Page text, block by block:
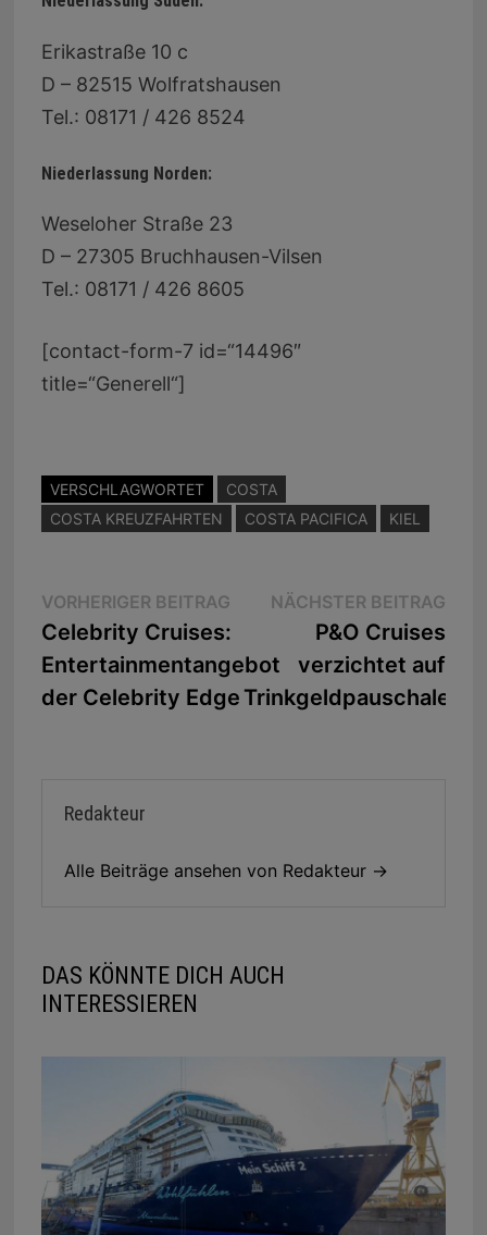
Erikastraße 10 c
D – 82515 Wolfratshausen
Tel.: 08171 / 426 8524
Niederlassung Norden:
Weseloher Straße 23
D – 27305 Bruchhausen-Vilsen
Tel.: 08171 / 426 8605
[contact-form-7 id=“14496″
title=“Generell“]
VERSCHLAGWORTET
COSTA
COSTA KREUZFAHRTEN
COSTA PACIFICA KIEL
Beitragsnavigation
VORHERIGER BEITRAGVorheriger
Beitrag:
Celebrity Cruises:
Entertainmentangebot
der Celebrity Edge
NÄCHSTER BEITRAG
P&O Cruises
verzichtet auf
Trinkgeldpauschale
Redakteur
Alle Beiträge ansehen von Redakteur →
DAS KÖNNTE DICH AUCH
INTERESSIEREN